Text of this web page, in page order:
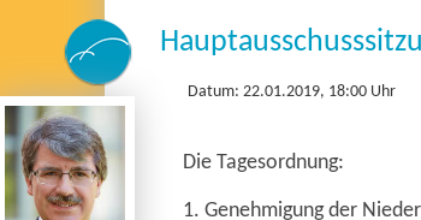
Datum: 22.01.2019, 18:00 Uhr
Die Tagesordnung:
1. Genehmigung der